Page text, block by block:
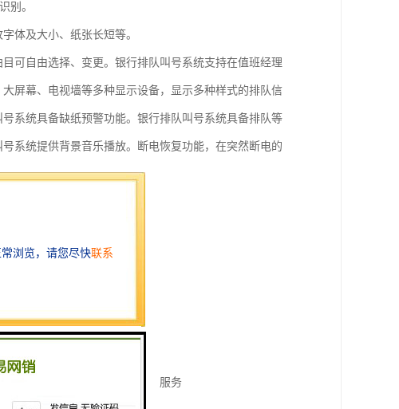
别。
体及大小、纸张长短等。
可自由选择、变更。银行排队叫号系统支持在值班经理
屏幕、电视墙等多种显示设备，显示多种样式的排队信
系统具备缺纸预警功能。银行排队叫号系统具备排队等
系统提供背景音乐播放。断电恢复功能，在突然断电的
机支持预约、
叫号终端，叫号信息发布接口服务